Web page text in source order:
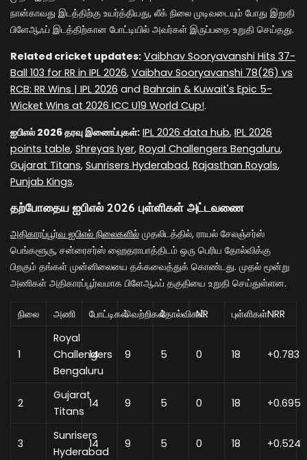
நான்காவது இடத்திற்கு உயர்த்தியது, லீக் நிலை முடிவடையும் போது இறுதி
பிளேஆஃப் இடத்திற்கான போட்டியில் அவர்கள் இருப்பதை உறுதி செய்தது.
Related cricket updates: Vaibhav Sooryavanshi Hits 37-
Ball 103 for RR in IPL 2026, Vaibhav Sooryavanshi 78(26) vs
RCB: RR Wins | IPL 2026 and Bahrain & Kuwait's Epic 5-
Wicket Wins at 2026 ICC U19 World Cup!.
ஐபிஎல் 2026 தரவு இணைப்புகள்: IPL 2026 data hub, IPL 2026
points table, Shreyas Iyer, Royal Challengers Bengaluru,
Gujarat Titans, Sunrisers Hyderabad, Rajasthan Royals,
Punjab Kings.
தற்போதைய ஐபிஎல் 2026 புள்ளிகள் அட்டவணை
அதிகாரப்பூர்வ ஐபிஎல் நிலைகளில் முதலிடத்தில், ராயல் சேலஞ்சர்ஸ்
பெங்களூரு, சன்ரைசர்ஸ் ஹைதராபாத்திடம் ஒரு பெரிய தோல்விக்கு
பிறகும் தங்கள் முன்னிலையை தக்கவைத்துக் கொண்டது. முதல் மூன்று
அணிகள் அதிகாரப்பூர்வமாக பிளேஆஃப் தகுதியை உறுதி செய்துள்ளன.
நிலை அணி போட்டிகள்வெற்றிகள்தோல்விகள்
NR புள்ளிகள்NRR
1
Royal
Challengers
Bengaluru
14 9 5 0 18 +0.783
2
Gujarat
Titans
14 9 5 0 18 +0.695
3
Sunrisers
Hyderabad
14 9 5 0 18 +0.524